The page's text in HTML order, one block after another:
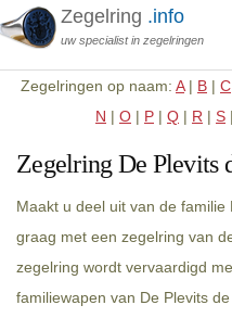
Zegelring .info
uw specialist in zegelringen
Zegelringen op naam: A| B | C
N | O | P | Q | R | S |
Zegelring De Plevits
Maakt u deel uit van de familie
graag met een zegelring van
zegelring wordt vervaardigd
familiewapen van De Plevits